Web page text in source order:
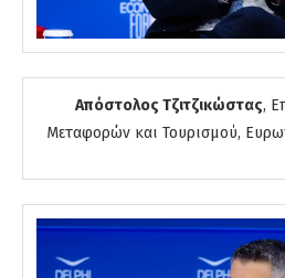
Απόστολος Τζιτζικώστας,
Μεταφορών και Τουρισμού,